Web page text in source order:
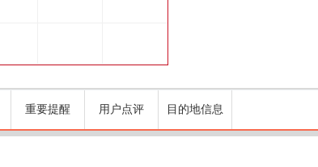
重要提醒 用户点评 目的地信息